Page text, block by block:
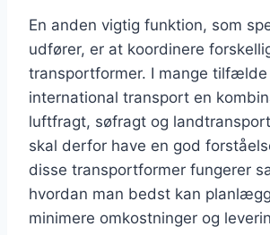
En anden vigtig funktion, som
udfører, er at koordinere
transportformer. I mange
international transport en
luftfragt, søfragt og
skal derfor have en god
disse transportformer fungerer
hvordan man bedst kan
minimere omkostninger og